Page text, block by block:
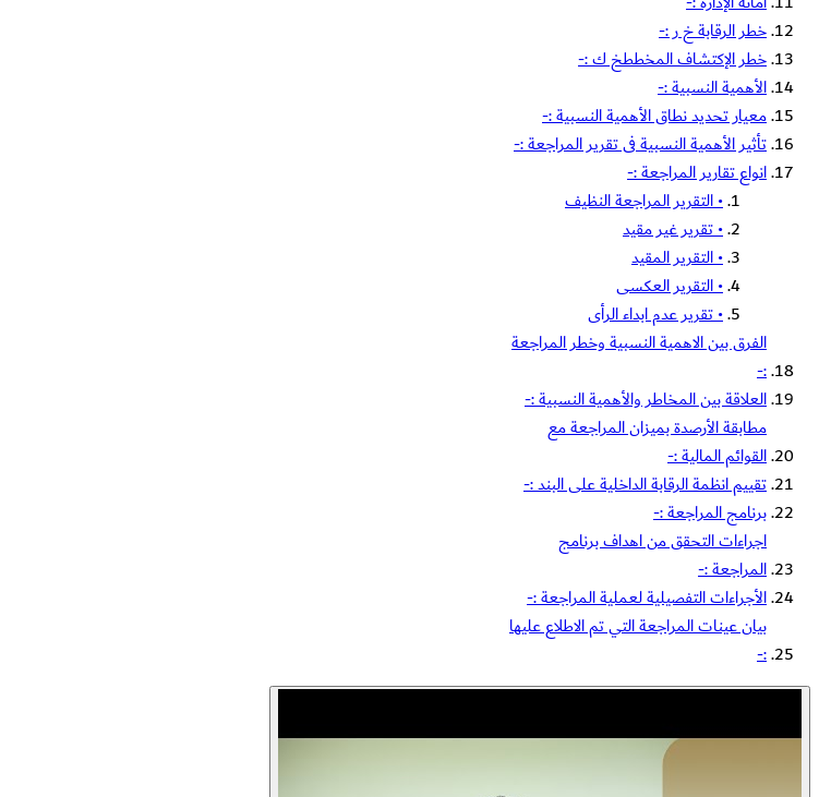
خطر الرقابة خ ر :-
خطر الإكتشاف المخططخ ك :-
الأهمية النسبية :-
معيار تحديد نطاق الأهمية النسبية :-
تأثير الأهمية النسبية فى تقرير المراجعة :-
انواع تقارير المراجعة :-
• التقرير المراجعة النظيف
• تقرير غير مقيد
• التقرير المقيد
• التقرير العكسى
• تقرير عدم ابداء الرأى
الفرق بين الاهمية النسبية وخطر المراجعة
:-
العلاقة بين المخاطر والأهمية النسبية :-
مطابقة الأرصدة بميزان المراجعة مع
القوائم المالية :-
تقييم انظمة الرقابة الداخلية على البند :-
برنامج المراجعة :-
اجراءات التحقق من اهداف برنامج
المراجعة :-
الأجراءات التفصيلية لعملية المراجعة :-
بيان عينات المراجعة التي تم الاطلاع عليها
:-